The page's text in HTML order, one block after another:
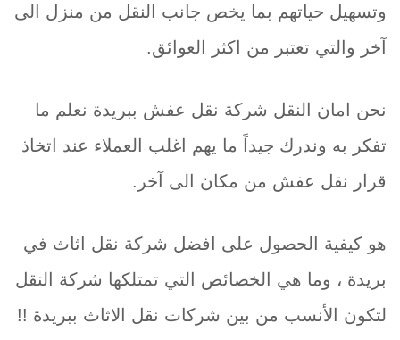
وتسهيل حياتهم بما يخص جانب النقل من منزل الى
آخر والتي تعتبر من اكثر العوائق.
نحن امان النقل شركة نقل عفش ببريدة نعلم ما
تفكر به وندرك جيداً ما يهم اغلب العملاء عند اتخاذ
قرار نقل عفش من مكان الى آخر.
هو كيفية الحصول على افضل شركة نقل اثاث في
بريدة ، وما هي الخصائص التي تمتلكها شركة النقل
لتكون الأنسب من بين شركات نقل الاثاث ببريدة !!